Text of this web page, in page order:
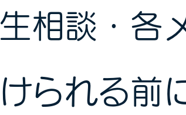
相談・各
られる前